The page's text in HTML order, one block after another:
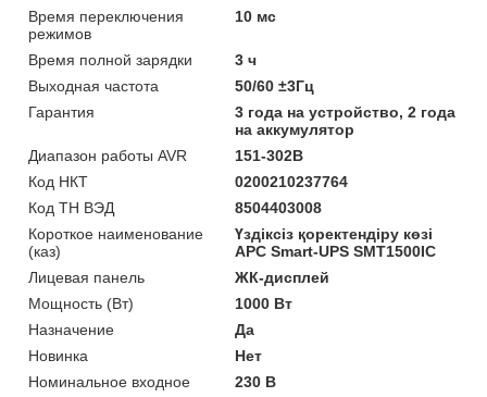
Время переключения
режимов
10 мс
Время полной зарядки
3 ч
Выходная частота
50/60 ±3Гц
Гарантия
3 года на устройство, 2 года
на аккумулятор
Диапазон работы AVR
151-302В
Код НКТ
0200210237764
Код ТН ВЭД
8504403008
Короткое наименование
(каз)
Үздіксіз қоректендіру көзі
APC Smart-UPS SMT1500IC
Лицевая панель
ЖК-дисплей
Мощность (Bт)
1000 Вт
Назначение
Да
Новинка
Нет
Номинальное входное
230 В